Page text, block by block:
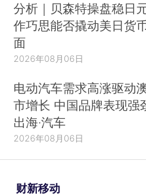
分析｜贝森特操盘稳日
作巧思能否撬动美日货
面
2026年08月06日
电动汽车需求高涨驱动
市增长 中国品牌表现强
出海·汽车
2026年08月06日
财新移动